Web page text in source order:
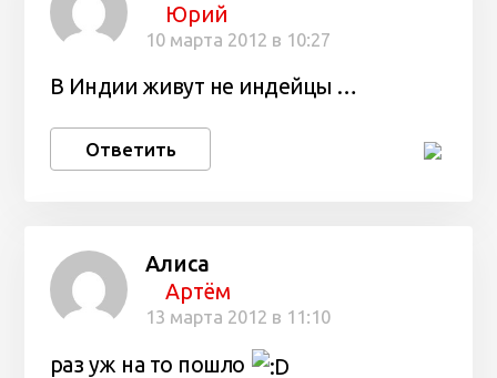
Юрий
10 марта 2012 в 10:27
В Индии живут не индейцы …
Ответить
Алиса
Артём
13 марта 2012 в 11:10
раз уж на то пошло